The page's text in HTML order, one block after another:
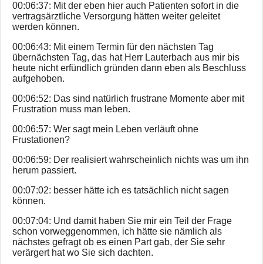
00:06:37: Mit der eben hier auch Patienten sofort in die
vertragsärztliche Versorgung hätten weiter geleitet
werden können.
00:06:43: Mit einem Termin für den nächsten Tag
übernächsten Tag, das hat Herr Lauterbach aus mir bis
heute nicht erfündlich gründen dann eben als Beschluss
aufgehoben.
00:06:52: Das sind natürlich frustrane Momente aber mit
Frustration muss man leben.
00:06:57: Wer sagt mein Leben verläuft ohne
Frustationen?
00:06:59: Der realisiert wahrscheinlich nichts was um ihn
herum passiert.
00:07:02: besser hätte ich es tatsächlich nicht sagen
können.
00:07:04: Und damit haben Sie mir ein Teil der Frage
schon vorweggenommen, ich hätte sie nämlich als
nächstes gefragt ob es einen Part gab, der Sie sehr
verärgert hat wo Sie sich dachten.